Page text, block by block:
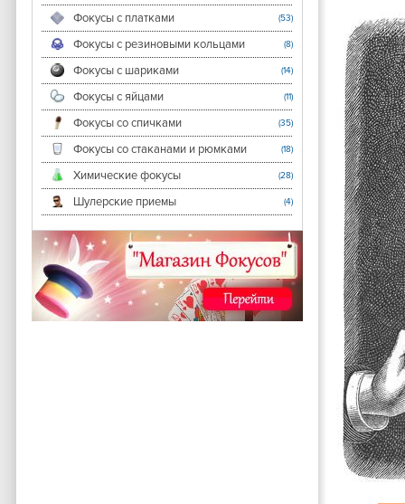
Фокусы с платками (53)
Фокусы с резиновыми кольцами (8)
Фокусы с шариками (14)
Фокусы с яйцами (11)
Фокусы со спичками (35)
Фокусы со стаканами и рюмками (18)
Химические фокусы (28)
Шулерские приемы (4)